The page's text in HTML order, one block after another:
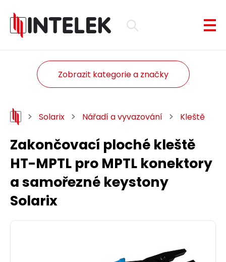
Zobrazit kategorie a značky
Solarix Nářadí a vyvazování Kleště
Zakončovací ploché kleště
HT-MPTL pro MPTL konektory
a samořezné keystony
Solarix